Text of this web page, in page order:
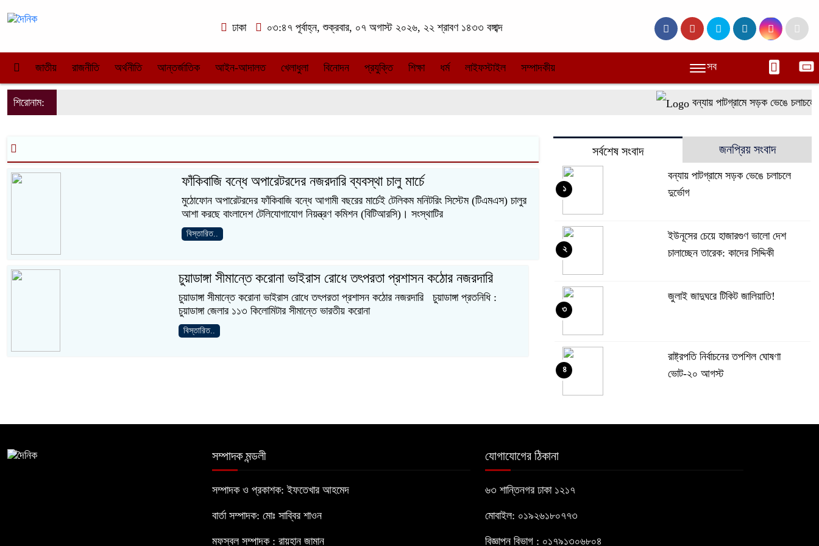
ঢাকা ০৩:৪৭ পূর্বাহ্ন, শুক্রবার, ০৭ অগাস্ট ২০২৬, ২২ শ্রাবণ ১৪৩৩ বঙ্গাব্দ
জাতীয় রাজনীতি অর্থনীতি আন্তর্জাতিক আইন-আদালত খেলাধুলা বিনোদন প্রযুক্তি শিক্ষা ধর্ম লাইফস্টাইল সম্পাদকীয় সব
শিরোনাম: বন্যায় পাটগ্রামে সড়ক ভেঙে চলাচলে
ফাঁকিবাজি বন্ধে অপারেটরদের নজরদারি ব্যবস্থা চালু মার্চে
মুঠোফোন অপারেটরদের ফাঁকিবাজি বন্ধে আগামী বছরের মার্চেই টেলিকম মনিটরিং সিস্টেম (টিএমএস) চালুর
আশা করছে বাংলাদেশ টেলিযোগাযোগ নিয়ন্ত্রণ কমিশন (বিটিআরসি)। সংস্থাটির
বিস্তারিত..
চুয়াডাঙ্গা সীমান্তে করোনা ভাইরাস রোধে তৎপরতা প্রশাসন কঠোর নজরদারি
চুয়াডাঙ্গা সীমান্তে করোনা ভাইরাস রোধে তৎপরতা প্রশাসন কঠোর নজরদারি চুয়াডাঙ্গা প্রতনিধি :
চুয়াডাঙ্গা জেলার ১১৩ কিলোমিটার সীমান্তে ভারতীয় করোনা
বিস্তারিত..
সর্বশেষ সংবাদ জনপ্রিয় সংবাদ
বন্যায় পাটগ্রামে সড়ক ভেঙে চলাচলে
দুর্ভোগ
১
ইউনূসের চেয়ে হাজারগুণ ভালো দেশ
চালাচ্ছেন তারেক: কাদের সিদ্দিকী
২
জুলাই জাদুঘরে টিকিট জালিয়াতি!
৩
রাষ্ট্রপতি নির্বাচনের তপশিল ঘোষণা
ভোট-২০ আগস্ট
৪
৬
সম্পাদক মন্ডলী
সম্পাদক ও প্রকাশক: ইফতেখার আহমেদ
বার্তা সম্পাদক: মোঃ সাব্বির শাওন
মফস্বল সম্পাদক : রায়হান জামান
যোগাযোগের ঠিকানা
৬৩ শান্তিনগর ঢাকা ১২১৭
মোবাইল: ০১৯২৬১৮০৭৭৩
বিজ্ঞাপন বিভাগ : ০১৭৯১৩০৬৮০৪